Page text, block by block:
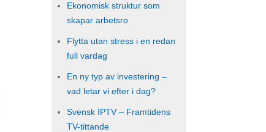
Ekonomisk struktur som
skapar arbetsro
Flytta utan stress i en redan
full vardag
En ny typ av investering –
vad letar vi efter i dag?
Svensk IPTV – Framtidens
TV-tittande